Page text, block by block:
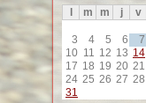
m m j v
3
4 5 6 7
10 11 12 13 14
17 18 19 20 21
24 25 26 27 28
31